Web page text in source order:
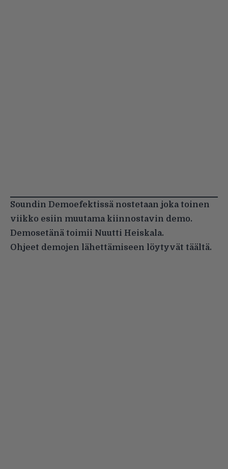
Soundin Demoefektissä nostetaan joka toinen
viikko esiin muutama kiinnostavin demo.
Demosetänä toimii Nuutti Heiskala.
Ohjeet demojen lähettämiseen löytyvät täältä.